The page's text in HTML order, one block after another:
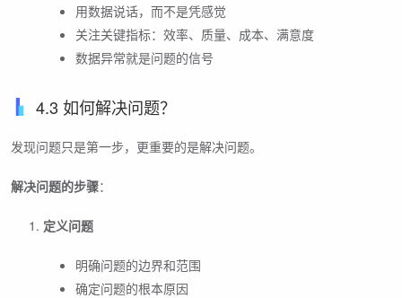
用数据说话，而不是凭感觉
关注关键指标：效率、质量、成本、满意度
数据异常就是问题的信号
4.3 如何解决问题？
发现问题只是第一步，更重要的是解决问题。
解决问题的步骤：
定义问题
明确问题的边界和范围
确定问题的根本原因